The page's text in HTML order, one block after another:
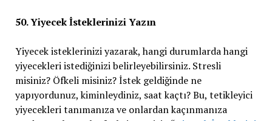
50. Yiyecek İsteklerinizi Yazın
Yiyecek isteklerinizi yazarak, hangi durumlarda hangi
yiyecekleri istediğinizi belirleyebilirsiniz. Stresli
misiniz? Öfkeli misiniz? İstek geldiğinde ne
yapıyordunuz, kiminleydiniz, saat kaçtı? Bu, tetikleyici
yiyecekleri tanımanıza ve onlardan kaçınmanıza